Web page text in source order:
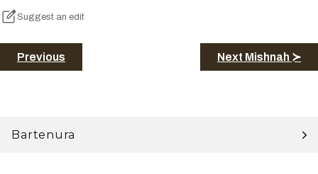
Suggest an edit
Previous Next Mishnah ≻
Bartenura